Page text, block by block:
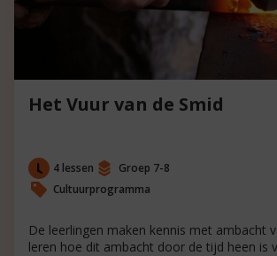
Het Vuur van de Smid
4 lessen
Groep 7-8
Cultuurprogramma
De leerlingen maken kennis met ambacht
leren hoe dit ambacht door de tijd heen is